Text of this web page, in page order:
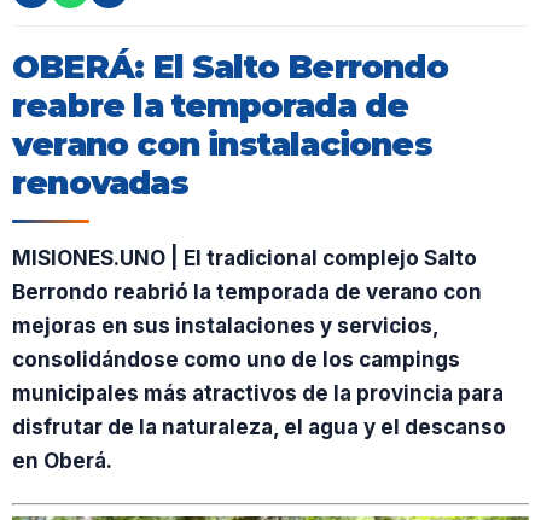
OBERÁ: El Salto Berrondo
reabre la temporada de
verano con instalaciones
renovadas
MISIONES.UNO | El tradicional complejo Salto
Berrondo reabrió la temporada de verano con
mejoras en sus instalaciones y servicios,
consolidándose como uno de los campings
municipales más atractivos de la provincia para
disfrutar de la naturaleza, el agua y el descanso
en Oberá.